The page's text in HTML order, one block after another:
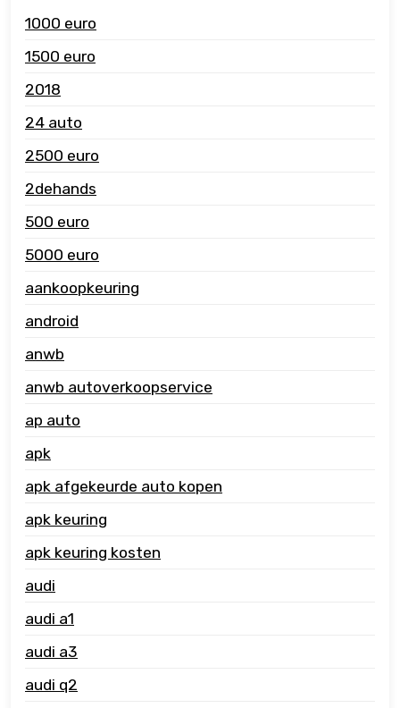
1000 euro
1500 euro
2018
24 auto
2500 euro
2dehands
500 euro
5000 euro
aankoopkeuring
android
anwb
anwb autoverkoopservice
ap auto
apk
apk afgekeurde auto kopen
apk keuring
apk keuring kosten
audi
audi a1
audi a3
audi q2